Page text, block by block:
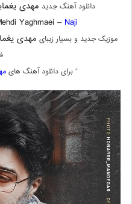
دانلود آهنگ جدید مهدی
Yaghmaei – Naji
موزیک جدید و بسیار زیبای مهدی
” برای دانلود آهنگ های